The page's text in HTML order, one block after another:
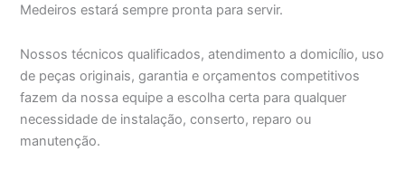
Medeiros estará sempre pronta para servir.
Nossos técnicos qualificados, atendimento a domicílio, uso
de peças originais, garantia e orçamentos competitivos
fazem da nossa equipe a escolha certa para qualquer
necessidade de instalação, conserto, reparo ou
manutenção.